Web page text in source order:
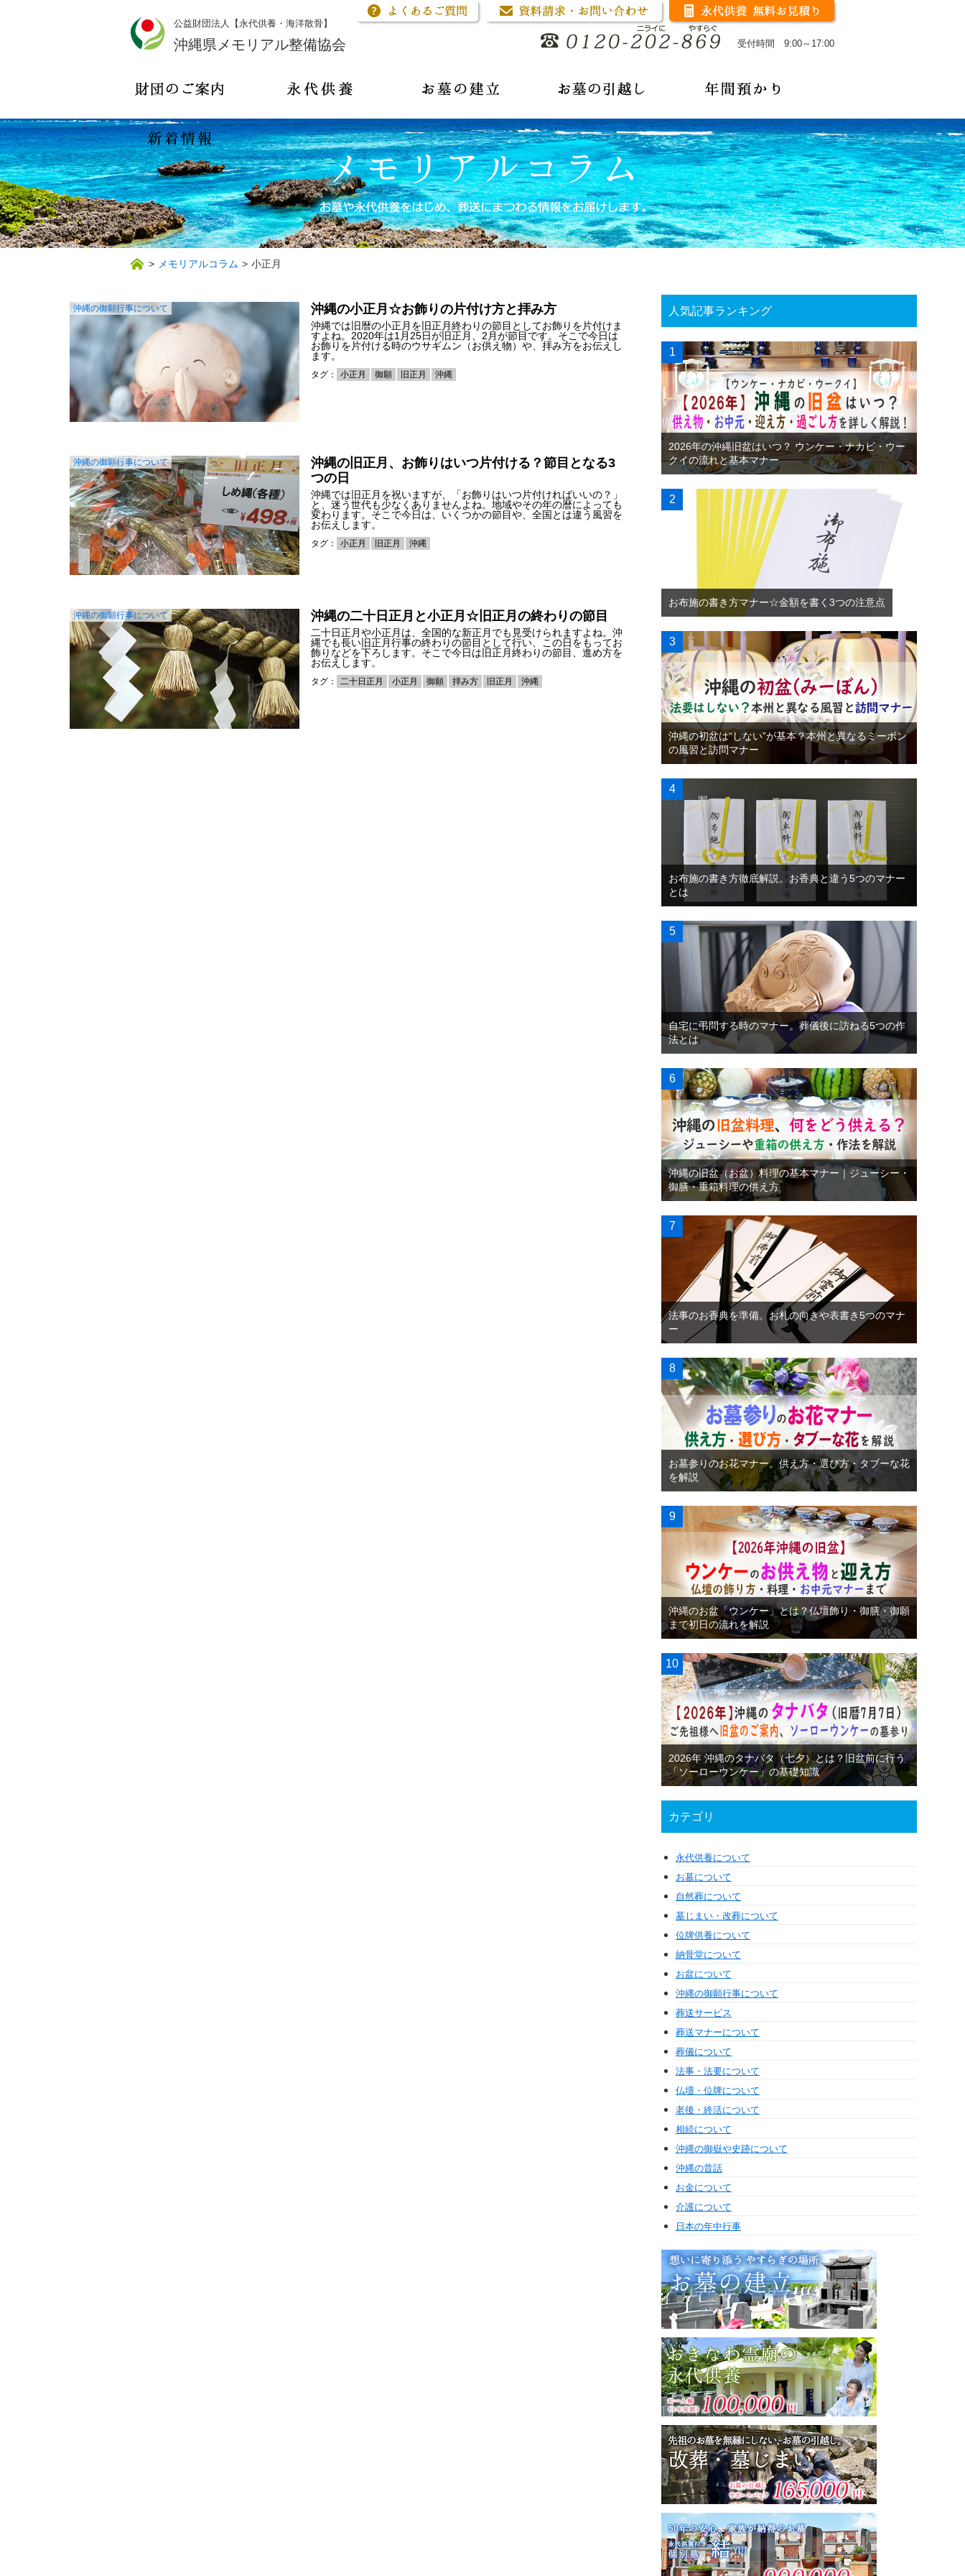
公益財団法人【永代供養・海洋散骨】
沖縄県メモリアル整備協会 受付時間 9:00～17:00
> メモリアルコラム > 小正月
沖縄の御願行事について 沖縄の小正月☆お飾りの片付け方と拝み方
沖縄では旧暦の小正月を旧正月終わりの節目としてお飾りを片付けま
すよね。2020年は1月25日が旧正月、2月が節目です。そこで今日は
お飾りを片付ける時のウサギムン（お供え物）や、拝み方をお伝えし
ます。
タグ： 小正月 御願 旧正月 沖縄
沖縄の御願行事について
沖縄の旧正月、お飾りはいつ片付ける？節目となる3
つの日
沖縄では旧正月を祝いますが、「お飾りはいつ片付ければいいの？」
と、迷う世代も少なくありませんよね。地域やその年の暦によっても
変わります。そこで今日は、いくつかの節目や、全国とは違う風習を
お伝えします。
タグ： 小正月 旧正月 沖縄
沖縄の御願行事について 沖縄の二十日正月と小正月☆旧正月の終わりの節目
二十日正月や小正月は、全国的な新正月でも見受けられますよね。沖
縄でも長い旧正月行事の終わりの節目として行い、この日をもってお
飾りなどを下ろします。そこで今日は旧正月終わりの節目、進め方を
お伝えします。
タグ： 二十日正月 小正月 御願 拝み方 旧正月 沖縄
人気記事ランキング
2026年の沖縄旧盆はいつ？ ウンケー・ナカビ・ウー
クイの流れと基本マナー
お布施の書き方マナー☆金額を書く3つの注意点
沖縄の初盆は“しない”が基本？本州と異なるミーボン
の風習と訪問マナー
お布施の書き方徹底解説。お香典と違う5つのマナー
とは
自宅に弔問する時のマナー。葬儀後に訪ねる5つの作
法とは
沖縄の旧盆（お盆）料理の基本マナー｜ジューシー・
御膳・重箱料理の供え方
法事のお香典を準備。お札の向きや表書き5つのマナ
ー
お墓参りのお花マナー。供え方・選び方・タブーな花
を解説
沖縄のお盆「ウンケー」とは？仏壇飾り・御膳・御願
まで初日の流れを解説
2026年 沖縄のタナバタ（七夕）とは？旧盆前に行う
「ソーローウンケー」の基礎知識
カテゴリ
永代供養について
お墓について
自然葬について
墓じまい・改葬について
位牌供養について
納骨堂について
お盆について
沖縄の御願行事について
葬送サービス
葬送マナーについて
葬儀について
法事・法要について
仏壇・位牌について
老後・終活について
相続について
沖縄の御嶽や史跡について
沖縄の昔話
お金について
介護について
日本の年中行事